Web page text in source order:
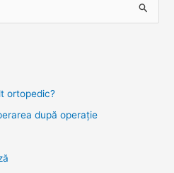
ortopedic?
după operație